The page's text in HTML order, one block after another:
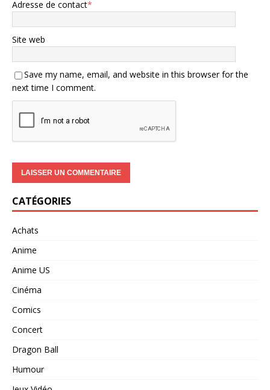
Adresse de contact*
Site web
Save my name, email, and website in this browser for the
next time I comment.
CATÉGORIES
Achats
Anime
Anime US
Cinéma
Comics
Concert
Dragon Ball
Humour